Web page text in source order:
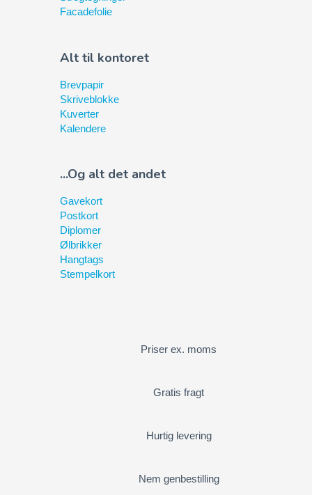
Facadefolie
Alt til kontoret
Brevpapir
Skriveblokke
Kuverter
Kalendere
...Og alt det andet
Gavekort
Postkort
Diplomer
Ølbrikker
Hangtags
Stempelkort
Priser ex. moms
Gratis fragt
Hurtig levering
Nem genbestilling